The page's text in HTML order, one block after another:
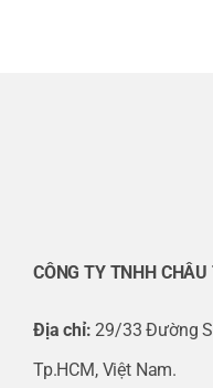
CÔNG TY TNHH CHÂU
Địa chỉ: 29/33 Đường
Tp.HCM, Việt Nam.